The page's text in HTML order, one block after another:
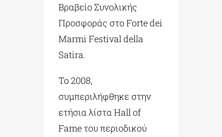
Βραβείο Συνολικής
Προσφοράς στο Forte dei
Marmi Festival della
Satira.
Το 2008,
συμπεριλήφθηκε στην
ετήσια λίστα Hall of
Fame του περιοδικού